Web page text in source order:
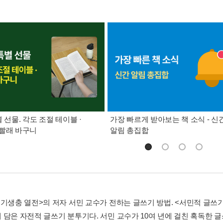
선물. 각도 조절 테이블 ·
래 바구니
가장 빠르게 받아보는 책 소식 - 신
알림 총집합
생충 열전>의 저자 서민 교수가 전하는 글쓰기 방법. <서민적 글쓰
담은 자전적 글쓰기 분투기다. 서민 교수가 10여 년에 걸친 혹독한